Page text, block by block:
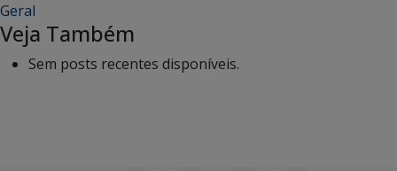
Geral
Veja Também
Sem posts recentes disponíveis.